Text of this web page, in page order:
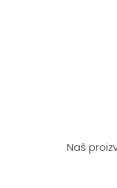
Naš